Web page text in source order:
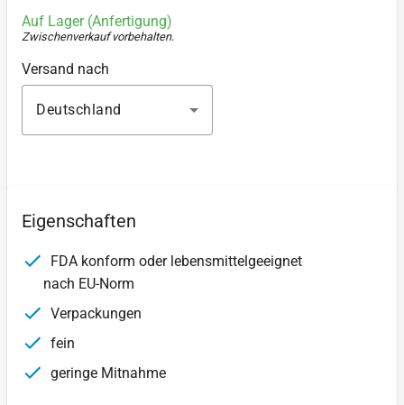
Auf Lager (Anfertigung)
Zwischenverkauf vorbehalten.
Versand nach
Deutschland
Eigenschaften
FDA konform oder lebensmittelgeeignet
nach EU-Norm
Verpackungen
fein
geringe Mitnahme